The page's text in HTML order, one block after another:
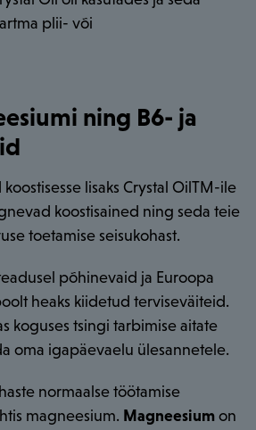
plii- või
ning B6- ja
lisaks Crystal OilTM-ile
koostisained ning seda teie
toetamise seisukohast.
põhinevaid ja Euroopa
heaks kiidetud terviseväiteid.
koguses tsingi tarbimise aitate
oma igapäevaelu ülesannetele.
normaalse töötamise
magneesium. Magneesium on